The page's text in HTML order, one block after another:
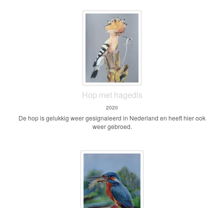
Hop met hagedis
2020
De hop is gelukkig weer gesignaleerd in Nederland en heeft hier ook
weer gebroed.